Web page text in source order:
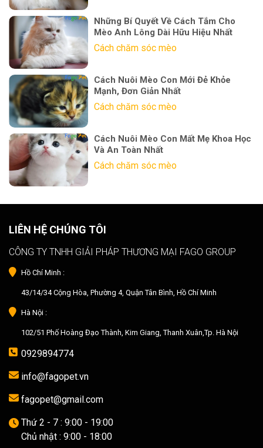
Những Bí Quyết Về Cách Tắm Cho
Mèo Anh Lông Dài Hữu Hiệu Nhất
Cách chăm sóc mèo
Cách Nuôi Mèo Con Mới Đẻ Khỏe
Mạnh, Đơn Giản Nhất
Cách chăm sóc mèo
Cách Nuôi Mèo Con Mất Mẹ Khoa Học
Và An Toàn Nhất
Cách chăm sóc mèo
LIÊN HỆ CHÚNG TÔI
CÔNG TY TNHH GIẢI PHÁP THƯƠNG MẠI FAGO GROUP
Hồ Chí Minh :
43/14/34 Cộng Hòa, Phường 4, Quận Tân Bình, Hồ Chí Minh
Hà Nội :
102/51 Phố Hoàng Đạo Thành, Kim Giang, Thanh Xuân,Tp. Hà Nội
0929894774
info@fagopet.vn
fagopet@gmail.com
Thứ 2 - 7 : 9:00 - 19:00
Chủ nhật : 9:00 - 18:00